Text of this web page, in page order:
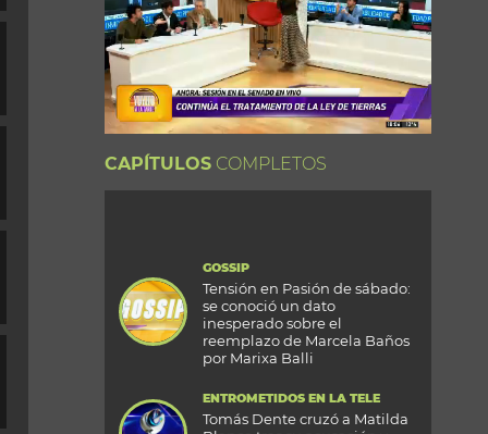
CAPÍTULOS COMPLETOS
GOSSIP
Tensión en Pasión de sábado:
se conoció un dato
inesperado sobre el
reemplazo de Marcela Baños
por Marixa Balli
ENTROMETIDOS EN LA TELE
Tomás Dente cruzó a Matilda